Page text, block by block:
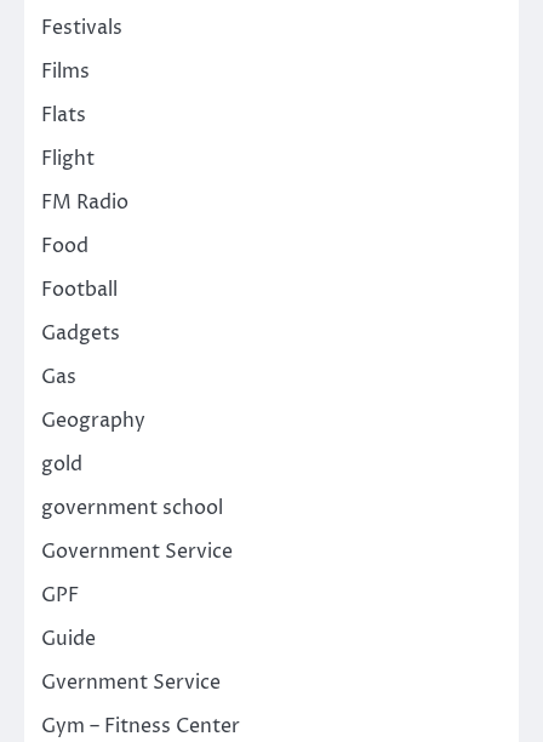
Festivals
Films
Flats
Flight
FM Radio
Food
Football
Gadgets
Gas
Geography
gold
government school
Government Service
GPF
Guide
Gvernment Service
Gym – Fitness Center